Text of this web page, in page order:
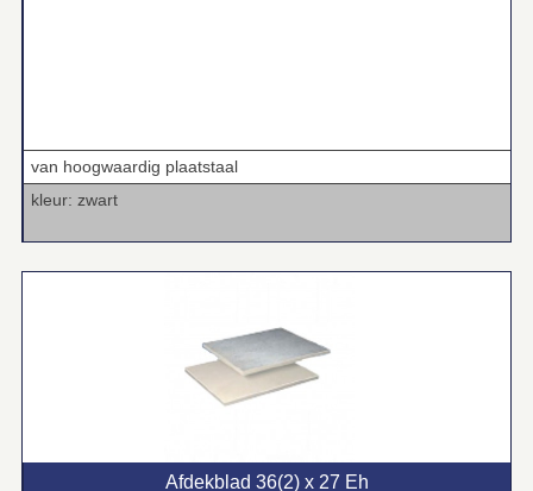
van hoogwaardig plaatstaal
kleur: zwart
Afdekblad 36(2) x 27 Eh